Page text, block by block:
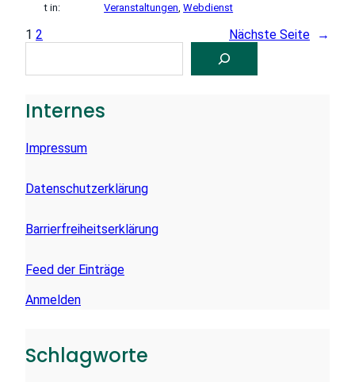
t in:
Veranstaltungen , Webdienst
1 2 Nächste Seite →
C
Internes
Impressum
Datenschutzerklärung
Barrierfreiheitserklärung
Feed der Einträge
Anmelden
Schlagworte